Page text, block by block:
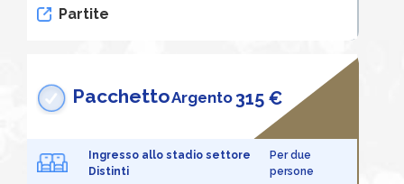
Partite
PacchettoArgento 315 €
Ingresso allo stadio settore
Distinti
Per due
persone